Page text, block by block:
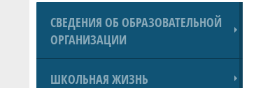
СВЕДЕНИЯ ОБ ОБРАЗОВАТЕЛЬНОЙ
ОРГАНИЗАЦИИ
ШКОЛЬНАЯ ЖИЗНЬ